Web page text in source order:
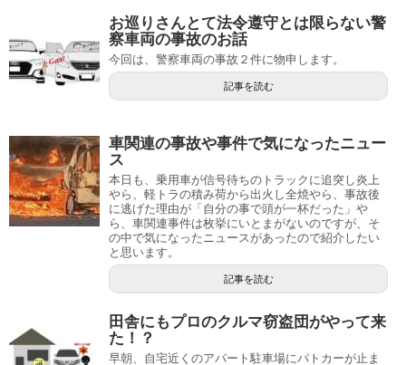
お巡りさんとて法令遵守とは限らない警
察車両の事故のお話
今回は、警察車両の事故２件に物申します。
記事を読む
車関連の事故や事件で気になったニュー
ス
本日も、乗用車が信号待ちのトラックに追突し炎上
やら、軽トラの積み荷から出火し全焼やら、事故後
に逃げた理由が「自分の事で頭が一杯だった」や
ら、車関連事件は枚挙にいとまがないのですが、そ
の中で気になったニュースがあったので紹介したい
と思います。
記事を読む
田舎にもプロのクルマ窃盗団がやって来
た！？
早朝、自宅近くのアパート駐車場にパトカーが止ま